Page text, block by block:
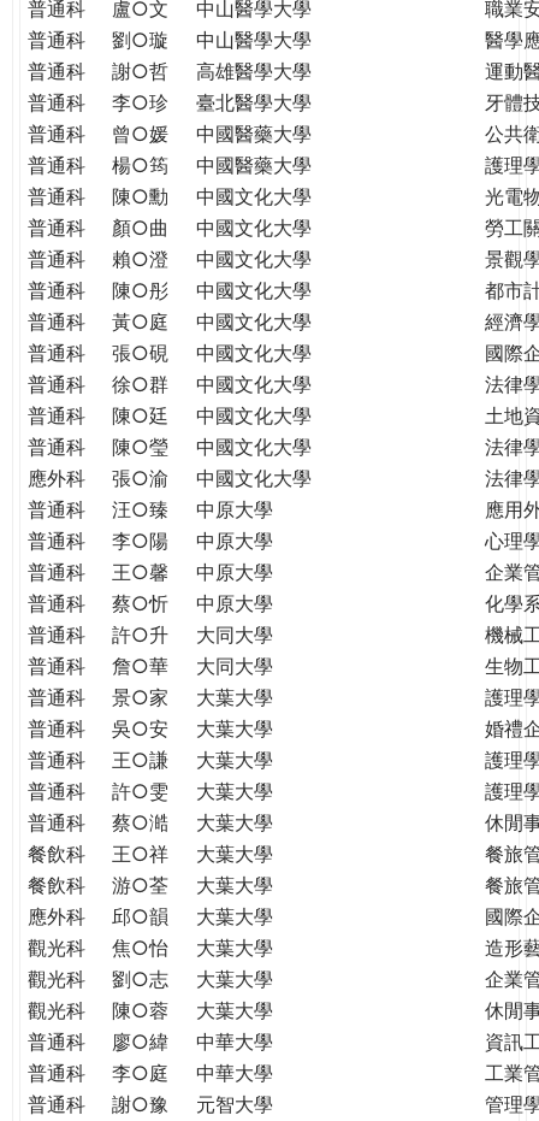
普通科
盧○文 中山醫學大學
職業
普通科
劉○璇 中山醫學大學
醫學
普通科
謝○哲 高雄醫學大學
運動
普通科
李○珍 臺北醫學大學
牙體
普通科
曾○媛 中國醫藥大學
公共
普通科
楊○筠 中國醫藥大學
護理
普通科
陳○勳 中國文化大學
光電
普通科
顏○曲 中國文化大學
勞工
普通科
賴○澄 中國文化大學
景觀
普通科
陳○彤 中國文化大學
都市
普通科
黃○庭 中國文化大學
經濟
普通科
張○硯 中國文化大學
國際
普通科
徐○群 中國文化大學
法律
普通科
陳○廷 中國文化大學
土地
普通科
陳○瑩 中國文化大學
法律
應外科
張○渝 中國文化大學
法律
普通科
汪○臻 中原大學
應用
普通科
李○陽 中原大學
心理
普通科
王○馨 中原大學
企業
普通科
蔡○忻 中原大學
化學
普通科
許○升 大同大學
機械
普通科
詹○華 大同大學
生物
普通科
景○家 大葉大學
護理
普通科
吳○安 大葉大學
婚禮
普通科
王○謙 大葉大學
護理
普通科
許○雯 大葉大學
護理
普通科
蔡○澔 大葉大學
休閒
餐飲科
王○祥 大葉大學
餐旅
餐飲科
游○荃 大葉大學
餐旅
應外科
邱○韻 大葉大學
國際
觀光科
焦○怡 大葉大學
造形
觀光科
劉○志 大葉大學
企業
觀光科
陳○蓉 大葉大學
休閒
普通科
廖○緯 中華大學
資訊
普通科
李○庭 中華大學
工業
普通科
謝○豫 元智大學
管理